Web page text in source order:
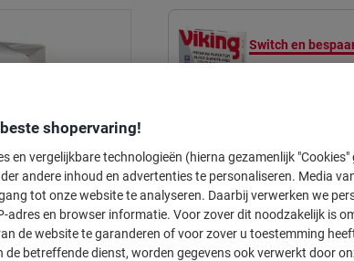
Switch en
Koop Meer,Bespaar Meer
€ 6,79
Pak
Vanaf 40 Pakken
€ 8,22 Incl. btw
shopervaring!
en vergelijkbare technologieën (hierna gezamenlijk "Cookies"
andere inhoud en advertenties te personaliseren. Media
tot onze website te analyseren. Daarbij verwerken we
adres en browser informatie. Voor zover dit noodzakelijk is
de website te garanderen of voor zover u toestemming
de betreffende dienst, worden gegevens ook verwerkt door